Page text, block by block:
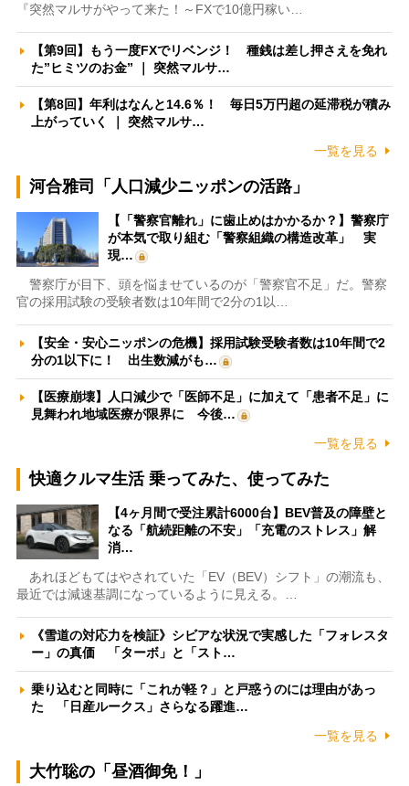
『突然マルサがやって来た！～FXで10億円稼い…
【第9回】もう一度FXでリベンジ！ 種銭は差し押さえを免れ
た”ヒミツのお金” ｜ 突然マルサ…
【第8回】年利はなんと14.6％！ 毎日5万円超の延滞税が積み
上がっていく ｜ 突然マルサ…
一覧を見る
河合雅司「人口減少ニッポンの活路」
【「警察官離れ」に歯止めはかかるか？】警察庁
が本気で取り組む「警察組織の構造改革」 実
現…
警察庁が目下、頭を悩ませているのが「警察官不足」だ。警察
官の採用試験の受験者数は10年間で2分の1以…
【安全・安心ニッポンの危機】採用試験受験者数は10年間で2
分の1以下に！ 出生数減がも…
【医療崩壊】人口減少で「医師不足」に加えて「患者不足」に
見舞われ地域医療が限界に 今後…
一覧を見る
快適クルマ生活 乗ってみた、使ってみた
【4ヶ月間で受注累計6000台】BEV普及の障壁と
なる「航続距離の不安」「充電のストレス」解
消…
あれほどもてはやされていた「EV（BEV）シフト」の潮流も、
最近では減速基調になっているように見える。…
《雪道の対応力を検証》シビアな状況で実感した「フォレスタ
ー」の真価 「ターボ」と「スト…
乗り込むと同時に「これが軽？」と戸惑うのには理由があっ
た 「日産ルークス」さらなる躍進…
一覧を見る
大竹聡の「昼酒御免！」